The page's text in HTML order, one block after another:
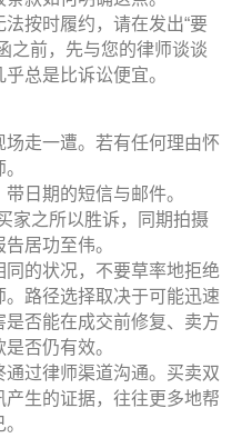
按时履约，请在发出“要
之前，先与您的律师谈谈
总是比诉讼便宜。
走一遭。若有任何理由怀
日期的短信与邮件。
家之所以胜诉，同期拍摄
居功至伟。
的状况，不要草率地拒绝
路径选择取决于可能迅速
否能在成交前修复、卖方
否仍有效。
过律师渠道沟通。买卖双
生的证据，往往更多地帮